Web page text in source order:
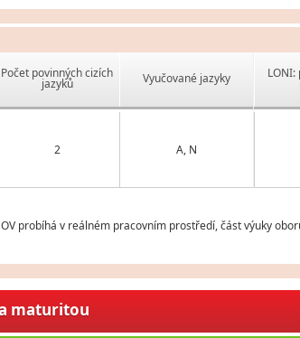
Počet povinných cizích
jazyků Vyučované jazyky
2 A, N
probíhá v reálném pracovním prostředí, část výuky
maturitou